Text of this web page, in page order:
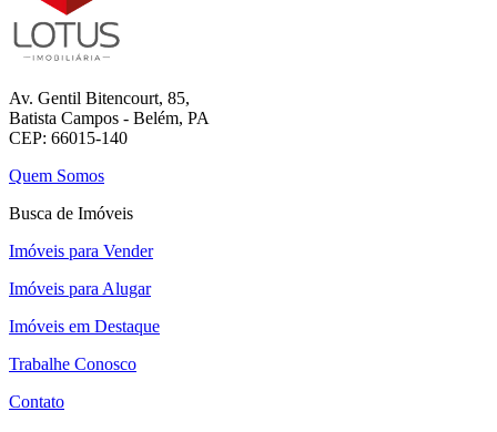
Av. Gentil Bitencourt, 85,
Batista Campos - Belém, PA
CEP: 66015-140
Quem Somos
Busca de Imóveis
Imóveis para Vender
Imóveis para Alugar
Imóveis em Destaque
Trabalhe Conosco
Contato